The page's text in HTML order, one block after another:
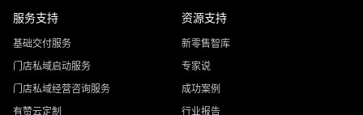
服务支持
基础交付服务
门店私域启动服务
门店私域经营咨询服务
有赞云定制
资源支持
新零售智库
专家说
成功案例
行业报告